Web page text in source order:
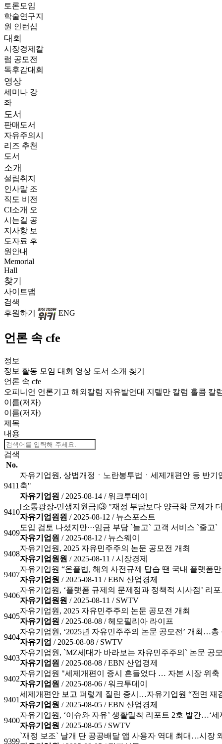
토론모임
학술연구지
원 인턴십
대회
시장경제칼
럼 공모전
독후감대회
영상
세미나 강
좌
도서
판매도서
자유주의시
리즈 추천
도서
소개
설립취지
인사말 조
직도 비전
CI소개 오
시는길 공
지사항 보
도자료 후
원안내
Memorial
Hall
찾기
사이트맵
검색
후원하기
ENG
언론 속 cfe
정보
정보 활동 모임 대회 영상 도서 소개 찾기
언론 속 cfe
오피니언 언론기고 해외칼럼 자유발언대 지텔만 칼럼 홀콤 칼
이름(저자)
이름(저자)
제목
내용
검색
No.
9411
자유기업원, 상법개정ㆍ노란봉투법ㆍ세제개편안 등 반
축"
자유기업원 / 2025-08-14 /워크투데이
9410
[소통광장-민생지원금]③ "재정 부담보다 양극화 문제가
자유기업원원 / 2025-08-12 / 뉴스포스트
9409
도입 검토 나섰지만···임금 부담 `늘고` 고객 서비스 `줄고`
자유기업원 / 2025-08-12 / 뉴스웨이
9408
자유기업원, 2025 자유민주주의 논문 공모전 개최
자유기업원원 / 2025-08-11 /시장경제
9407
자유기업원 “온플법, 해외 사전규제 답습 땐 국내 플랫폼
자유기업원 / 2025-08-11 /EBN 산업경제
9406
자유기업원, ‘플랫폼 규제의 문제점과 정책적 시사점’ 리
자유기업원원 / 2025-08-11 / SWTV
9405
자유기업원, 2025 자유민주주의 논문 공모전 개최
자유기업원 / 2025-08-08 /헤모필리아 라이프
9404
자유기업원, ‘2025년 자유민주주의 논문 공모전’ 개최…총
자유기업 / 2025-08-08 / SWTV
9403
자유기업원, `MZ세대가 바라보는 자유민주주의` 논문 공
자유기업원 / 2025-08-08 /EBN 산업경제
9402
자유기업원 "세제개편이 증시 흔들었다 … 자본 시장 위축
자유기업원 / 2025-08-06 /워크투데이
9401
세제개편안 보고 퍼렇게 질린 증시…자유기업원 “전면 재
자유기업원 / 2025-08-05 /EBN 산업경제
9400
자유기업원, ‘이슈와 자유’ 생활밀착 리포트 2호 발간…‘
자유기업원 / 2025-08-05 / SWTV
9399
`재정 보조` 날개 단 공공배달 앱 사용자 역대 최대…시장